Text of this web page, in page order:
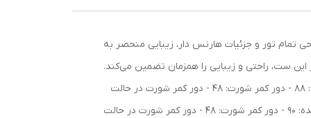
تور و جزئیات هارنس دار، زیبایی منحصر به
ست، راحتی و زیبایی را همزمان تضمین می‌کند.
💖 جزئیات سایزبندی: سایز 75: - دور کمر سوتین: 64 - دور کمر سوتین در حالت کشیده: 100 - دور سینه: 69 - دور سینه در حالت کشیده: 88 - دور کمر شورت: 48 - دور کمر شورت در حالت
کشیده: 86 - قد فاق: 21 سایز 80: - دور کمر سوتین: 66 - دور کمر سوتین در حالت کشیده: 104 - دور سینه: 74 - دور سینه در حالت کشیده: 90 - دور کمر شورت: 48 - دور کمر شورت در حالت